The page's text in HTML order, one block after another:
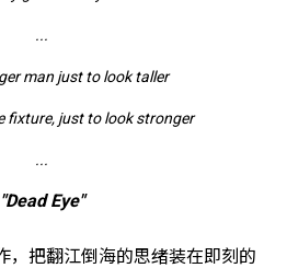
...
man just to look taller
fixture, just to look stronger
...
"Dead Eye"
，把翻江倒海的思绪装在即刻的